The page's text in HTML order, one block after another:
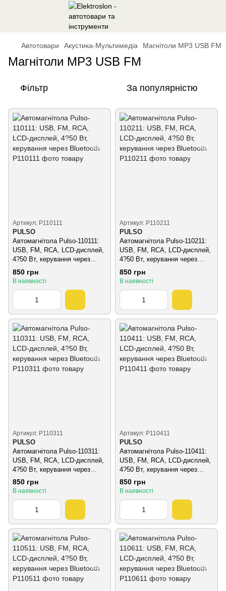
Автотовари Акустика-Мультимедіа Магнітоли MP3 USB FM
Магнітоли MP3 USB FM
Фільтр За популярністю
Артикул: P110111
PULSO
Автомагнітола Pulso-110111:
USB, FM, RCA, LCD-дисплей,
4?50 Вт, керування через
Bluetooth
850 грн
В наявності
Артикул: P110211
PULSO
Автомагнітола Pulso-110211:
USB, FM, RCA, LCD-дисплей,
4?50 Вт, керування через
Bluetooth
850 грн
В наявності
Артикул: P110311
PULSO
Автомагнітола Pulso-110311:
USB, FM, RCA, LCD-дисплей,
4?50 Вт, керування через
Bluetooth
850 грн
В наявності
Артикул: P110411
PULSO
Автомагнітола Pulso-110411:
USB, FM, RCA, LCD-дисплей,
4?50 Вт, керування через
Bluetooth
850 грн
В наявності